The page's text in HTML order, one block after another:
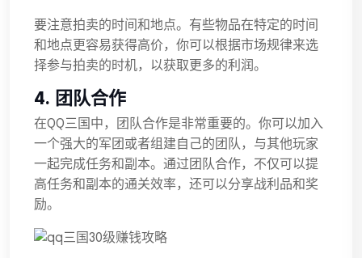
要注意拍卖的时间和地点。有些物品在特定的时间
和地点更容易获得高价，你可以根据市场规律来选
择参与拍卖的时机，以获取更多的利润。
4. 团队合作
在QQ三国中，团队合作是非常重要的。你可以加入
一个强大的军团或者组建自己的团队，与其他玩家
一起完成任务和副本。通过团队合作，不仅可以提
高任务和副本的通关效率，还可以分享战利品和奖
励。